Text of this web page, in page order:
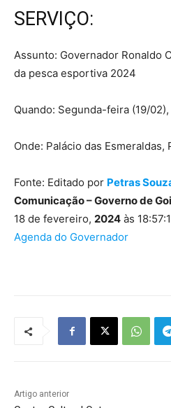
SERVIÇO:
Assunto: Governador Ronaldo
da pesca esportiva 2024
Quando: Segunda-feira (19/02),
Onde: Palácio das Esmeraldas,
Fonte: Editado por Petras
Comunicação – Governo de
18 de fevereiro, 2024 às
Agenda do Governador
Artigo anterior